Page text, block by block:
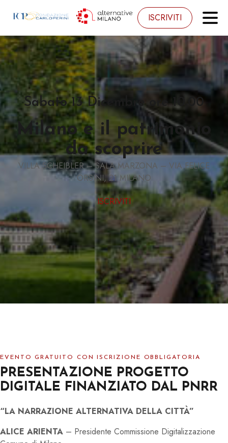
ISCRIVITI
Sabato 13 Dicembre ore 10.00
Milano e il patrimonio
da scoprire
VILLA SCHEIBLER – SALA MARZONA – VIA FELICE
ORSINI, 21 MILANO
ISCRIVITI
EVENTO GRATUITO CON ISCRIZIONE OBBLIGATORIA
PRESENTAZIONE PROGETTO
DIGITALE FINANZIATO DAL PNRR
“LA NARRAZIONE ALTERNATIVA DELLA CITTÀ”
ALICE ARIENTA – Presidente Commissione Digitalizzazione